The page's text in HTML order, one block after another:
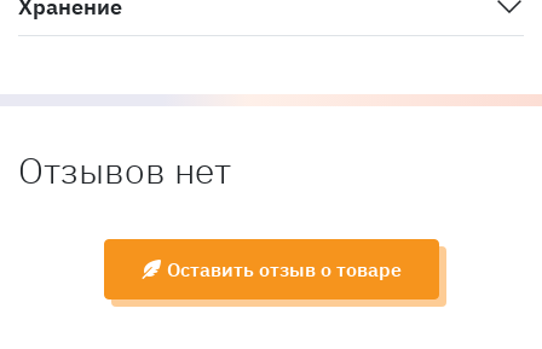
Хранение
Отзывов нет
Оставить отзыв о товаре